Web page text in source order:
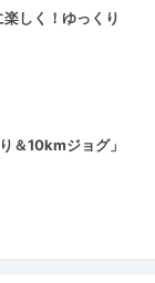
しく！ゆっくり
＆10kmジョグ」